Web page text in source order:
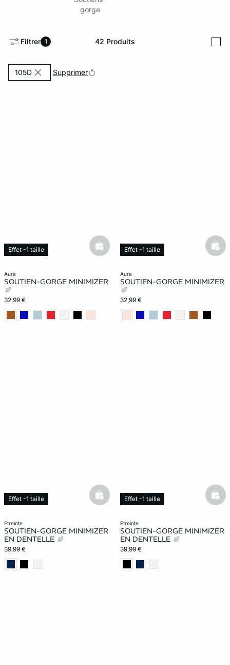
gorge
Filtrer 1 42 Produits
105DActuellement affiné par Tailles: 105D
Supprimer
aura
SOUTIEN-GORGE MINIMIZER
32,99 €
Effet -1 taille
basketfull
aura
SOUTIEN-GORGE MINIMIZER
32,99 €
Effet -1 taille
etreinte
SOUTIEN-GORGE MINIMIZER
EN DENTELLE
39,99 €
Effet -1 taille basketfull
etreinte
SOUTIEN-GORGE MINIMIZER
EN DENTELLE
39,99 €
Effet -1 taille